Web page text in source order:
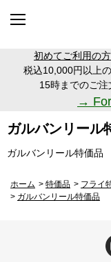
初めてご利用の
税込10,000円以上
15時までのご
→
ガルバンリール
ガルバンリール特価品
ホーム > 特価品 > フライ
> ガルバンリール特価品